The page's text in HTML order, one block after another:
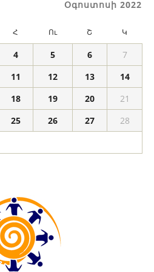
Օգոստոսի 2022
Հ Ու Շ Կ
4 5 6
7
11 12 13
14
18 19 20
21
25 26 27
28